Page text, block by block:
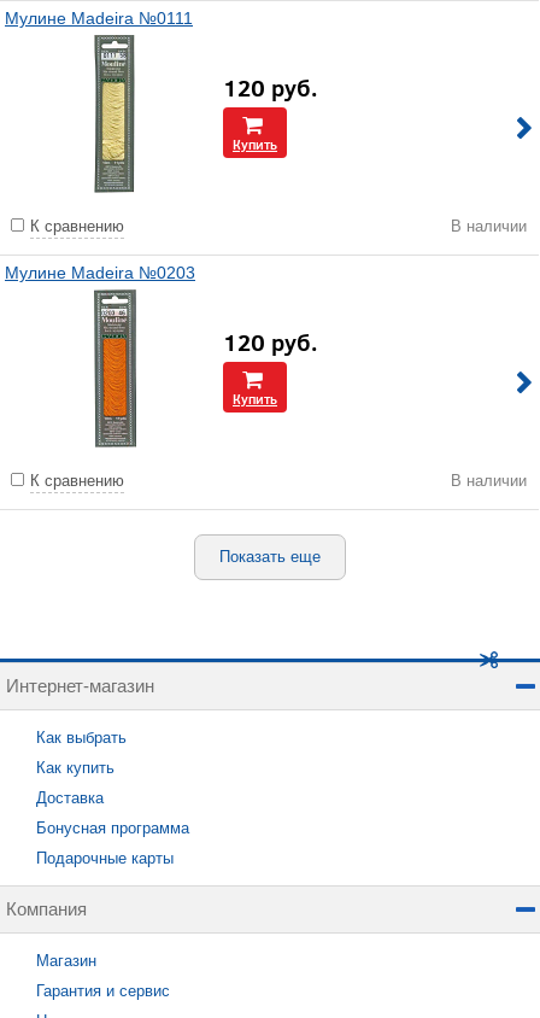
Мулине Madeira №0111
120 руб.
Купить
К сравнению В наличии
Мулине Madeira №0203
120 руб.
Купить
К сравнению В наличии
Показать еще
Интернет-магазин
Как выбрать
Как купить
Доставка
Бонусная программа
Подарочные карты
Компания
Магазин
Гарантия и сервис